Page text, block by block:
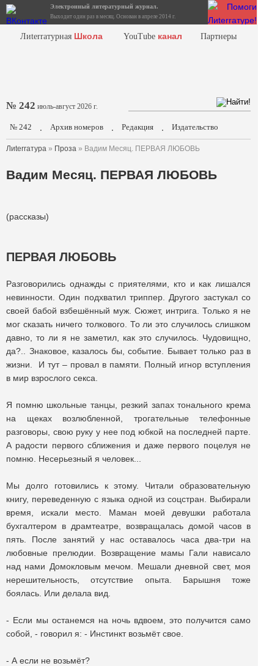
Электронный литературный журнал.
Выходит один раз в месяц. Основан в апреле 2014 г.
Лиterraтурная Школа YouTube канал Партнеры
№ 242 июль-август 2026 г.
№ 242 . Архив номеров . Редакция . Издательство
Лиterraтура » Проза » Вадим Месяц. ПЕРВАЯ ЛЮБОВЬ
Вадим Месяц. ПЕРВАЯ ЛЮБОВЬ
(рассказы)
ПЕРВАЯ ЛЮБОВЬ
Разговорились однажды с приятелями, кто и как лишался
невинности. Один подхватил триппер. Другого застукал со
своей бабой взбешённый муж. Сюжет, интрига. Только я не
мог сказать ничего толкового. То ли это случилось слишком
давно, то ли я не заметил, как это случилось. Чудовищно,
да?.. Знаковое, казалось бы, событие. Бывает только раз в
жизни. И тут – провал в памяти. Полный игнор вступления
в мир взрослого секса.
Я помню школьные танцы, резкий запах тонального крема
на щеках возлюбленной, трогательные телефонные
разговоры, свою руку у нее под юбкой на последней парте.
А радости первого сближения и даже первого поцелуя не
помню. Несерьезный я человек...
Мы долго готовились к этому. Читали образовательную
книгу, переведенную с языка одной из соцстран. Выбирали
время, искали место. Маман моей девушки работала
бухгалтером в драмтеатре, возвращалась домой часов в
пять. После занятий у нас оставалось часа два-три на
любовные прелюдии. Возвращение мамы Гали нависало
над нами Домокловым мечом. Мешали дневной свет, моя
нерешительность, отсутствие опыта. Барышня тоже
боялась. Или делала вид.
- Если мы останемся на ночь вдвоем, это получится само
собой, - говорил я: - Инстинкт возьмёт свое.
- А если не возьмёт?